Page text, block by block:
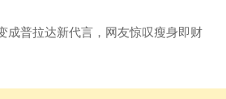
成普拉达新代言，网友惊叹瘦身即财